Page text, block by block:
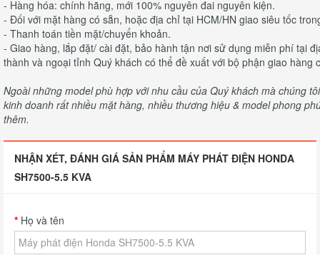
- Hàng hóa: chính hãng, mới 100% nguyên đai nguyên kiện.
- Đối với mặt hàng có sẵn, hoặc địa chỉ tại HCM/HN giao siêu tốc
- Thanh toán tiền mặt/chuyển khoản.
- Giao hàng, lắp đặt/ cài đặt, bảo hành tận nơi sử dụng miễn phí tại
thành và ngoại tỉnh Quý khách có thể đề xuất với bộ phận giao hàng
Ngoài những model phù hợp với nhu cầu của Quý khách mà chúng
kinh doanh rất nhiều mặt hàng, nhiều thương hiệu & model phong
thêm.
NHẬN XÉT, ĐÁNH GIÁ SẢN PHẨM MÁY PHÁT ĐIỆN HONDA
SH7500-5.5 KVA
Họ và tên